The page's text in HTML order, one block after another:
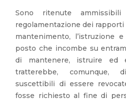
Sono ritenute
regolamentazione dei
mantenimento, l’istruzione
posto che incombe su
di mantenere, istruire ed
tratterebbe, comunque,
suscettibili di essere
fosse richiesto al fine di